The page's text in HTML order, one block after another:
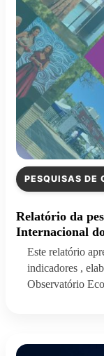
PESQUISAS DE
Relatório da
Internacional
Este relatório
indicadores ,
Observatório